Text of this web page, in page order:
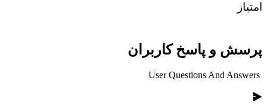
امتیاز
پرسش و پاسخ کاربران